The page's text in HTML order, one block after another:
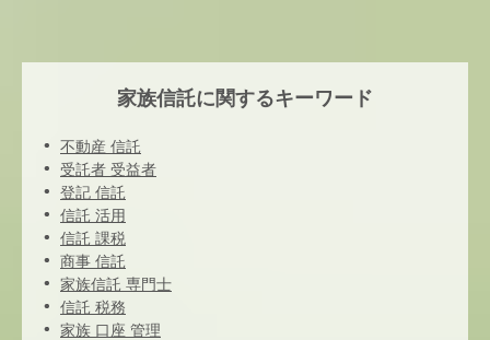
家族信託に関するキーワード
不動産 信託
受託者 受益者
登記 信託
信託 活用
信託 課税
商事 信託
家族信託 専門士
信託 税務
家族 口座 管理